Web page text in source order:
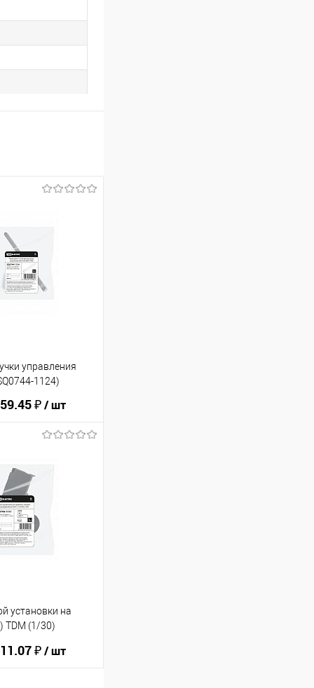
управления
1124)
₽/ шт
В избранное
установки на
TDM (1/30)
₽/ шт